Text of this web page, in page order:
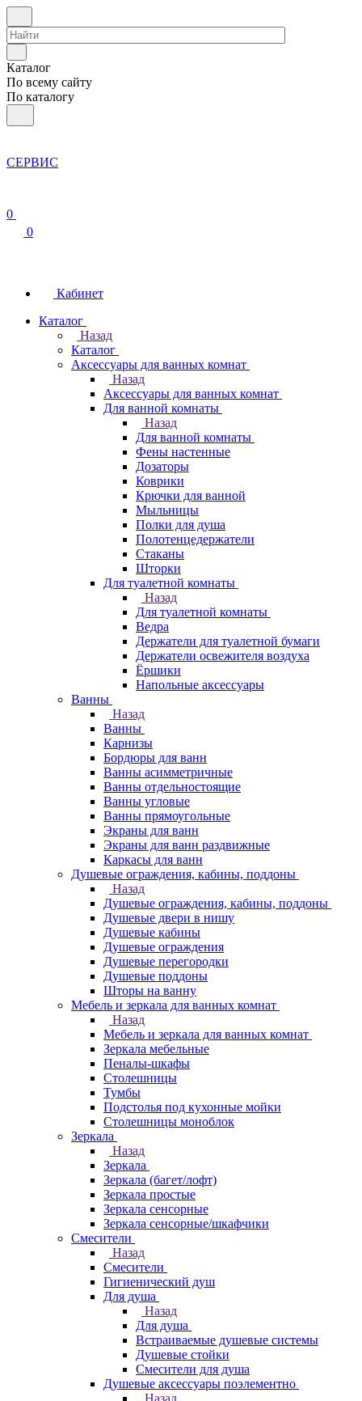
Каталог
По всему сайту
По каталогу
СЕРВИС
0
0
Кабинет
Каталог
Назад
Каталог
Аксессуары для ванных комнат
Назад
Аксессуары для ванных комнат
Для ванной комнаты
Назад
Для ванной комнаты
Фены настенные
Дозаторы
Коврики
Крючки для ванной
Мыльницы
Полки для душа
Полотенцедержатели
Стаканы
Шторки
Для туалетной комнаты
Назад
Для туалетной комнаты
Ведра
Держатели для туалетной бумаги
Держатели освежителя воздуха
Ёршики
Напольные аксессуары
Ванны
Назад
Ванны
Карнизы
Бордюры для ванн
Ванны асимметричные
Ванны отдельностоящие
Ванны угловые
Ванны прямоугольные
Экраны для ванн
Экраны для ванн раздвижные
Каркасы для ванн
Душевые ограждения, кабины, поддоны
Назад
Душевые ограждения, кабины, поддоны
Душевые двери в нишу
Душевые кабины
Душевые ограждения
Душевые перегородки
Душевые поддоны
Шторы на ванну
Мебель и зеркала для ванных комнат
Назад
Мебель и зеркала для ванных комнат
Зеркала мебельные
Пеналы-шкафы
Столешницы
Тумбы
Подстолья под кухонные мойки
Столешницы моноблок
Зеркала
Назад
Зеркала
Зеркала (багет/лофт)
Зеркала простые
Зеркала сенсорные
Зеркала сенсорные/шкафчики
Смесители
Назад
Смесители
Гигиенический душ
Для душа
Назад
Для душа
Встраиваемые душевые системы
Душевые стойки
Смесители для душа
Душевые аксессуары поэлементно
Назад